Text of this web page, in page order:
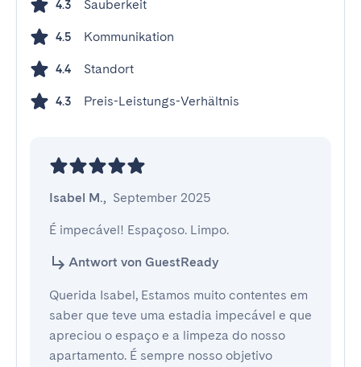
4.3 Sauberkeit
4.5 Kommunikation
4.4 Standort
4.3 Preis-Leistungs-Verhältnis
Isabel M., September 2025
É impecável! Espaçoso. Limpo.
Antwort von GuestReady
Querida Isabel, Estamos muito contentes em
saber que teve uma estadia impecável e que
apreciou o espaço e a limpeza do nosso
apartamento. É sempre nosso objetivo